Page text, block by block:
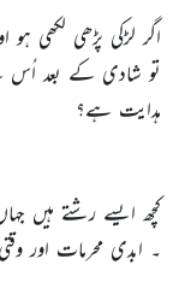
اگر لڑکی پڑھی لکھی
تو شادی کے بعد اُس
ہدایت ہے؟
کچھ ایسے رشتے ہیں
۔ ابدی محرمات اور